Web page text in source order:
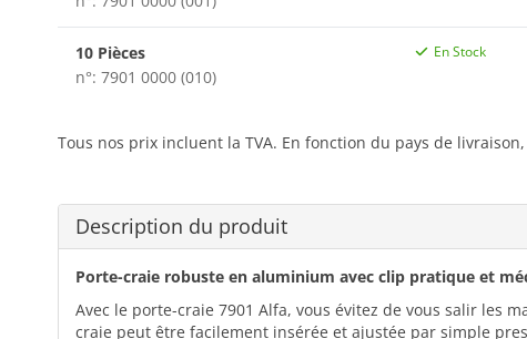
10 Pièces
n°: 7901 0000 (010)
En Stock
Tous nos prix incluent la TVA. En fonction du pays de
Description du produit
Porte-craie robuste en aluminium avec clip pratique et
Avec le porte-craie 7901 Alfa, vous évitez de vous salir les
craie peut être facilement insérée et ajustée par simple